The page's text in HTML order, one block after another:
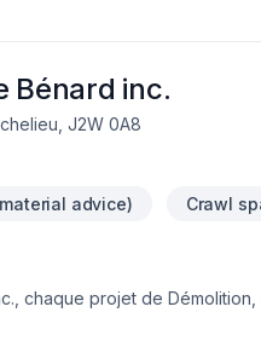
Bénard inc.
J2W 0A8
advice) Crawl
chaque projet de